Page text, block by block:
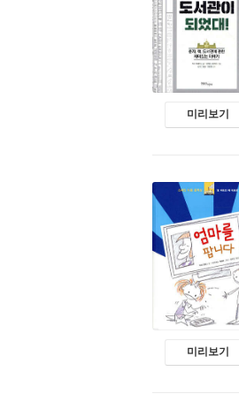
미리보기
미리보기